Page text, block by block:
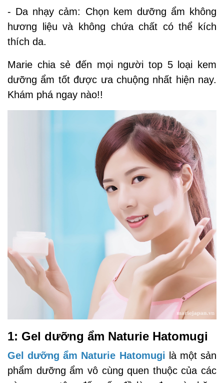
- Da nhạy cảm: Chọn kem dưỡng ẩm không
hương liệu và không chứa chất có thể kích
thích da.
Marie chia sẻ đến mọi người top 5 loại kem
dưỡng ẩm tốt được ưa chuộng nhất hiện nay.
Khám phá ngay nào!!
1: Gel dưỡng ẩm Naturie Hatomugi
Gel dưỡng ẩm Naturie Hatomugi là một sản
phẩm dưỡng ẩm vô cùng quen thuộc của các